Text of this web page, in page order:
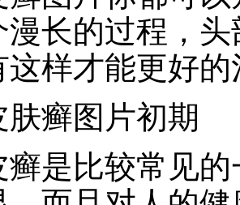
漫长的过程，
这样才能更好
癣图片初期
癣是比较常见